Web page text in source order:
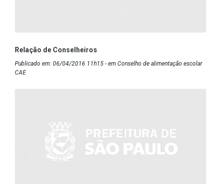
Relação de Conselheiros
Publicado em: 06/04/2016 11h15 - em Conselho de alimentação escolar
CAE